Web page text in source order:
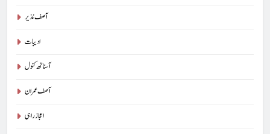
آصف نذیر
ادیبات
آسناتھ کنول
آصف عمران
اعجاز راہی